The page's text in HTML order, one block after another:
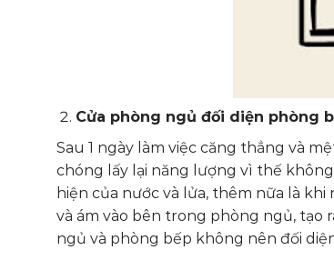
Cửa phòng ngủ đối diện phòng
Sau 1 ngày làm việc căng thẳng và
chóng lấy lại năng lượng vì thế
hiện của nước và lửa, thêm nữa là
và ám vào bên trong phòng ngủ, tạo
ngủ và phòng bếp không nên đối